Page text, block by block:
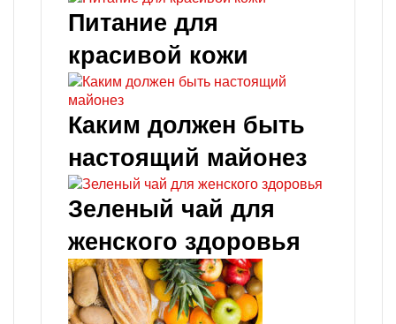
Питание для
красивой кожи
Каким должен быть
настоящий майонез
Зеленый чай для
женского здоровья